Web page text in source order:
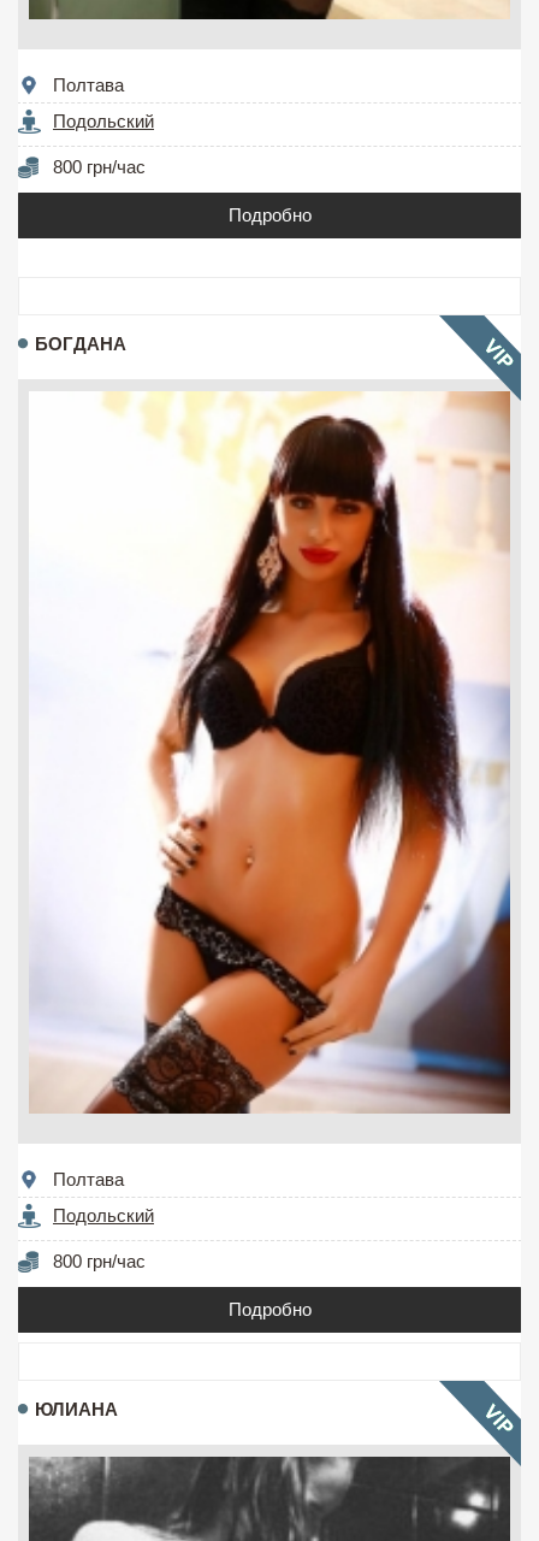
Полтава
Подольский
800 грн/час
Подробно
БОГДАНА
Полтава
Подольский
800 грн/час
Подробно
ЮЛИАНА